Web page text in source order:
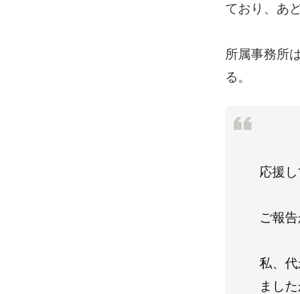
ており、あ
所属事務所
る。
応援
ご報告
私、
ました